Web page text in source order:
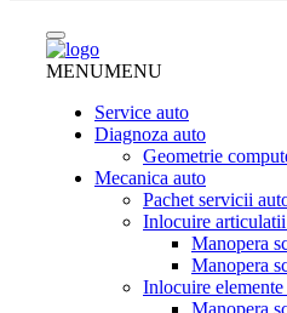
MENUMENU
Service auto
Diagnoza auto
Geometrie
Mecanica auto
Pachet servicii
Inlocuire
Manopera
Manopera
Inlocuire elemente
Manopera